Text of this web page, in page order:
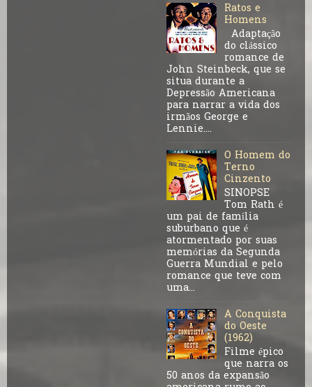
Ratos e
Homens
Adaptação
do clássico
romance de
John Steinbeck, que se
situa durante a
Depressão Americana
para narrar a vida dos
irmãos George e
Lennie....
O Homem do
Terno
Cinzento
SINOPSE
Tom Rath é
um pai de família
suburbano que é
atormentado por suas
memórias da Segunda
Guerra Mundial e pelo
romance que teve com
uma...
A Conquista
do Oeste
(1962)
Filme épico
que narra os
50 anos da expansão